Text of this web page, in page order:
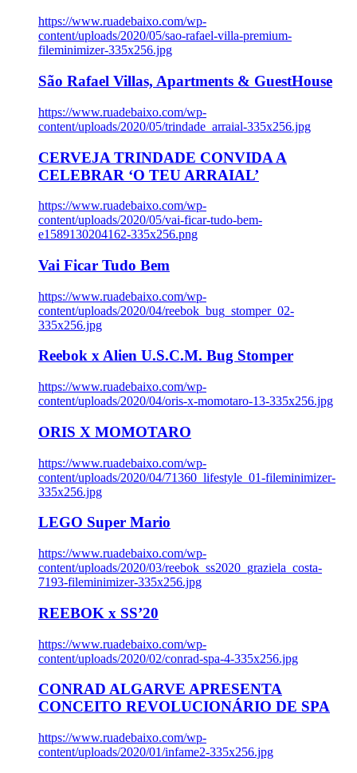
https://www.ruadebaixo.com/wp-
content/uploads/2020/05/sao-rafael-villa-premium-
fileminimizer-335x256.jpg
São Rafael Villas, Apartments & GuestHouse
https://www.ruadebaixo.com/wp-
content/uploads/2020/05/trindade_arraial-335x256.jpg
CERVEJA TRINDADE CONVIDA A
CELEBRAR ‘O TEU ARRAIAL’
https://www.ruadebaixo.com/wp-
content/uploads/2020/05/vai-ficar-tudo-bem-
e1589130204162-335x256.png
Vai Ficar Tudo Bem
https://www.ruadebaixo.com/wp-
content/uploads/2020/04/reebok_bug_stomper_02-
335x256.jpg
Reebok x Alien U.S.C.M. Bug Stomper
https://www.ruadebaixo.com/wp-
content/uploads/2020/04/oris-x-momotaro-13-335x256.jpg
ORIS X MOMOTARO
https://www.ruadebaixo.com/wp-
content/uploads/2020/04/71360_lifestyle_01-fileminimizer-
335x256.jpg
LEGO Super Mario
https://www.ruadebaixo.com/wp-
content/uploads/2020/03/reebok_ss2020_graziela_costa-
7193-fileminimizer-335x256.jpg
REEBOK x SS’20
https://www.ruadebaixo.com/wp-
content/uploads/2020/02/conrad-spa-4-335x256.jpg
CONRAD ALGARVE APRESENTA
CONCEITO REVOLUCIONÁRIO DE SPA
https://www.ruadebaixo.com/wp-
content/uploads/2020/01/infame2-335x256.jpg